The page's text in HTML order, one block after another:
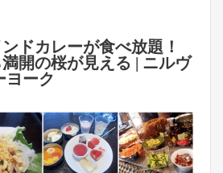
ドカレーが食べ放題！
開の桜が見える | ニルヴ
ヨーク